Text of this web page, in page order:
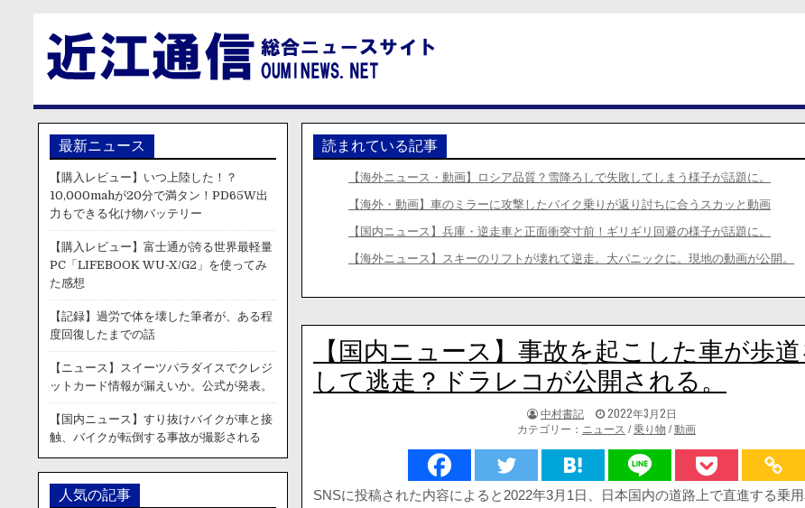
読まれている記事
【海外ニュース・動画】ロシア品質？雪降ろしで失敗してしまう様子が話題に。
【海外・動画】車のミラーに攻撃したバイク乗りが返り討ちに合うスカッと動画
【国内ニュース】兵庫・逆走車と正面衝突寸前！ギリギリ回避の様子が話題に。
【海外ニュース】スキーのリフトが壊れて逆走。大パニックに。現地の動画が公開。
【国内ニュース】事故を起こした車が歩
して逃走？ドラレコが公開される。
著
者:
中村書記
掲
載
日：
2022年3月2日
カテゴリー： ニュース /乗り物 /動画
SNSに投稿された内容によると2022年3月1日、日本国内の道路上で直進する乗
最新ニュース
【購入レビュー】いつ上陸した！？
10,000mahが20分で満タン！PD65W出
力もできる化け物バッテリー
【購入レビュー】富士通が誇る世界最軽量
PC「LIFEBOOK WU-X/G2」を使ってみ
た感想
【記録】過労で体を壊した筆者が、ある程
度回復したまでの話
【ニュース】スイーツパラダイスでクレジ
ットカード情報が漏えいか。公式が発表。
【国内ニュース】すり抜けバイクが車と接
触、バイクが転倒する事故が撮影される
人気の記事